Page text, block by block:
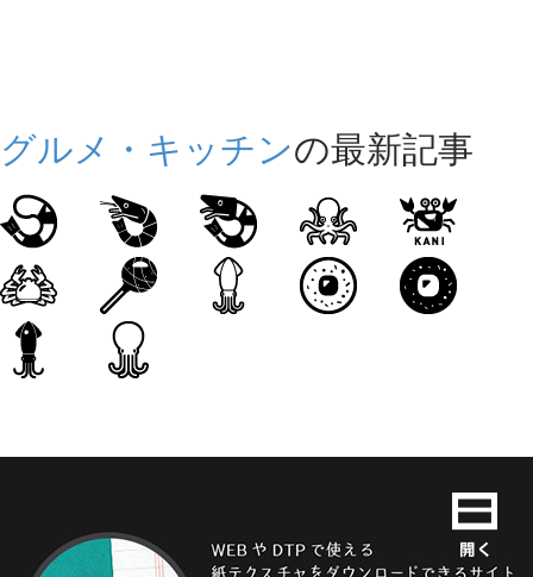
グルメ・キッチンの最新記事